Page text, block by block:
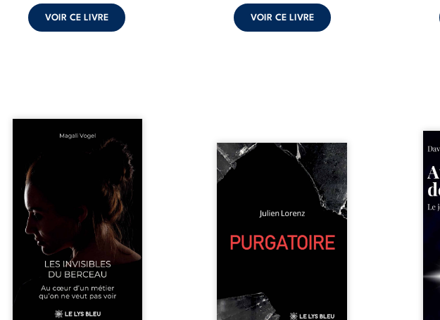
VOIR CE LIVRE VOIR CE LIVRE
Qui prend soin de celles et
ceux auxquels nous confions
nos enfants ? Derrière la
douceur apparente des
maisons d’accueil se joue une
réalité que nul ne soupçonne :
rémunérations dérisoires,
solitude, épuisement,
responsabilités écrasantes… À
travers des témoignages
saisissants et sa propre
expérience, Magali Vogel lève
le voile sur les coulisses d’une ...
Vingt années d’écriture, de
blessures, d’émotions et de
pensées se rencontrent dans
ce recueil profondément
intime. Entre nouvelles
autobiographiques, poèmes
philosophiques, chaque texte
ouvre une porte sur
être choisie au hasard, comme
une rencontre inattendue sur
le chemin de la vie. ...
Né
la
ses
prix
les